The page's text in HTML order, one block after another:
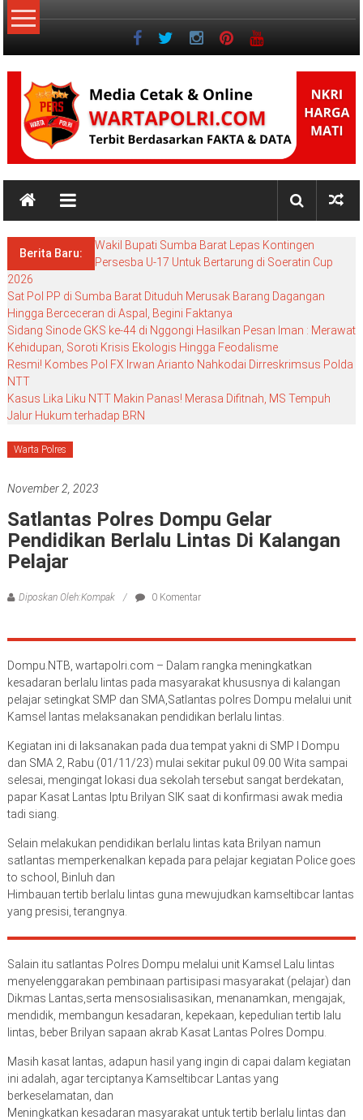
Lompat
ke
NKRI
NKRI
MATIBerita Baru:
Wakil Bupati Sumba Barat Lepas Kontingen
Persesba U-17 Untuk Bertarung di Soeratin Cup
2026
Sat Pol PP di Sumba Barat Dituduh Merusak Barang Dagangan
Hingga Berceceran di Aspal, Begini Faktanya
Sidang Sinode GKS ke-44 di Nggongi Hasilkan Pesan Iman : Merawat
Kehidupan, Soroti Krisis Ekologis Hingga Feodalisme
Resmi! Kombes Pol FX Irwan Arianto Nahkodai Dirreskrimsus Polda
NTT
Kasus Lika Liku NTT Makin Panas! Merasa Difitnah, MS Tempuh
Jalur Hukum terhadap BRN
Warta Polres
November 2, 2023
Satlantas Polres Dompu Gelar
Pendidikan Berlalu Lintas Di Kalangan
Pelajar
Diposkan Oleh:Kompak 0 Komentar
Dompu.NTB, wartapolri.com – Dalam rangka meningkatkan
kesadaran berlalu lintas pada masyarakat khususnya di kalangan
pelajar setingkat SMP dan SMA,Satlantas polres Dompu melalui unit
Kamsel lantas melaksanakan pendidikan berlalu lintas.
Kegiatan ini di laksanakan pada dua tempat yakni di SMP I Dompu
dan SMA 2, Rabu (01/11/23) mulai sekitar pukul 09.00 Wita sampai
selesai, mengingat lokasi dua sekolah tersebut sangat berdekatan,
papar Kasat Lantas Iptu Brilyan SIK saat di konfirmasi awak media
tadi siang.
Selain melakukan pendidikan berlalu lintas kata Brilyan namun
satlantas memperkenalkan kepada para pelajar kegiatan Police goes
to school, Binluh dan
Himbauan tertib berlalu lintas guna mewujudkan kamseltibcar lantas
yang presisi, terangnya.
Salain itu satlantas Polres Dompu melalui unit Kamsel Lalu lintas
menyelenggarakan pembinaan partisipasi masyarakat (pelajar) dan
Dikmas Lantas,serta mensosialisasikan, menanamkan, mengajak,
mendidik, membangun kesadaran, kepekaan, kepedulian tertib lalu
lintas, beber Brilyan sapaan akrab Kasat Lantas Polres Dompu.
Masih kasat lantas, adapun hasil yang ingin di capai dalam kegiatan
ini adalah, agar terciptanya Kamseltibcar Lantas yang
berkeselamatan, dan
Meningkatkan kesadaran masyarakat untuk tertib berlalu lintas dan